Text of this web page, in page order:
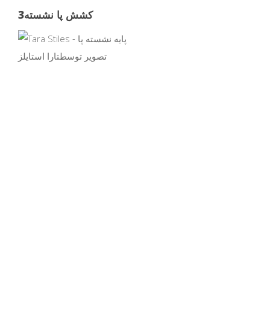
3کشش پا نشسته
تصویر توسطتارا استایلز